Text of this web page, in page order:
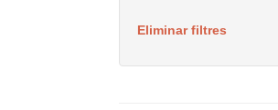
Eliminar filtres